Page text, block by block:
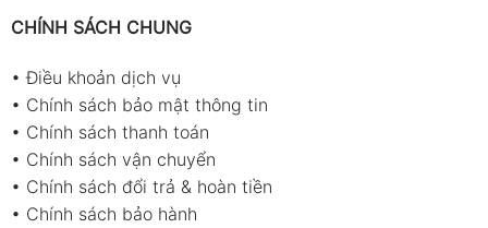
CHÍNH SÁCH CHUNG
•Điều khoản dịch vụ
• Chính sách bảo mật thông tin
• Chính sách thanh toán
• Chính sách vận chuyển
• Chính sách đổi trả & hoàn tiền
• Chính sách bảo hành